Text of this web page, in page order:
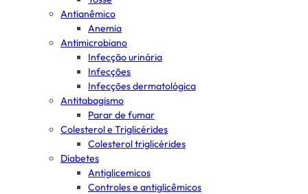
Antianêmico
Anemia
Antimicrobiano
Infecção urinária
Infecções
Infecções dermatológica
Antitabagismo
Parar de fumar
Colesterol e Triglicérides
Colesterol triglicérides
Diabetes
Antiglicemicos
Controles e antiglicêmicos